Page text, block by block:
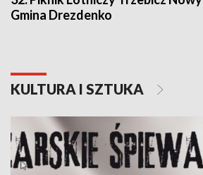
Gmina Drezdenko
KULTURA I SZTUKA